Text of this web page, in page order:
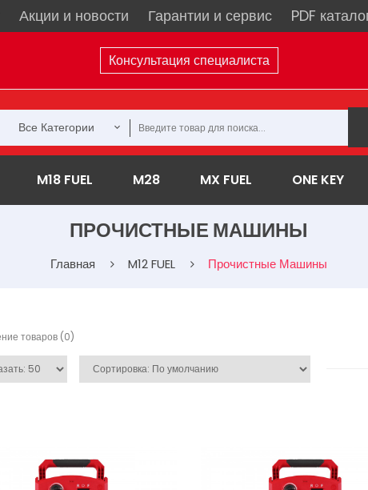
Акции и новости Гарантии и сервис PDF
Консультация специалиста
Все Категории
M18 FUEL M28 MX FUEL ONE KEY
ПРОЧИСТНЫЕ МАШИНЫ
Главная M12 FUEL Прочистные Машины
товаров (0)